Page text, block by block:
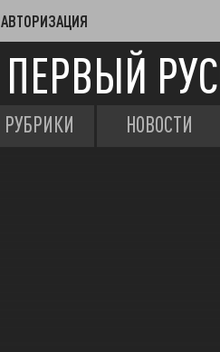
АВТОРИЗАЦИЯ
ПЕРВЫЙ
РУБРИКИ НОВОСТИ